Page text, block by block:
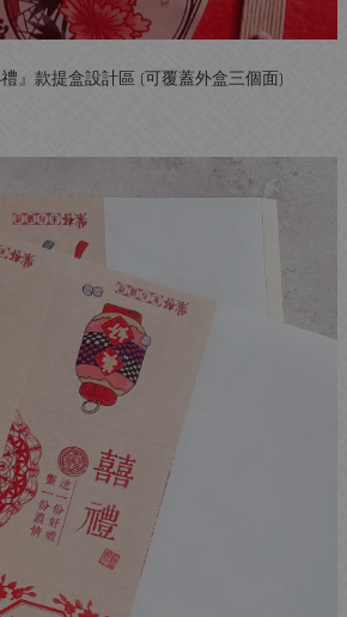
』款提盒設計區 (可覆蓋外盒三個面)